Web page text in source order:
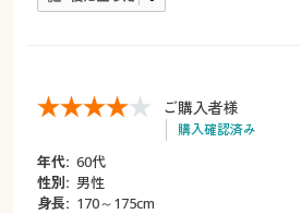
ご購入者様
購入確認済み
年代: 60代
性別: 男性
身長: 170～175cm